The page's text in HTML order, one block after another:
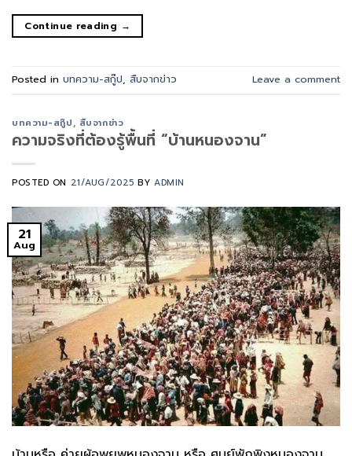
Continue reading →
Posted in บทความ-สกู๊ป, สืบจากข่าว Leave a comment
บทความ-สกู๊ป, สืบจากข่าว
ความจริงที่ต้องรู้พื้นที่ “บ้านหนองจาน”
POSTED ON 21/AUG/2025 BYADMIN
21
Aug